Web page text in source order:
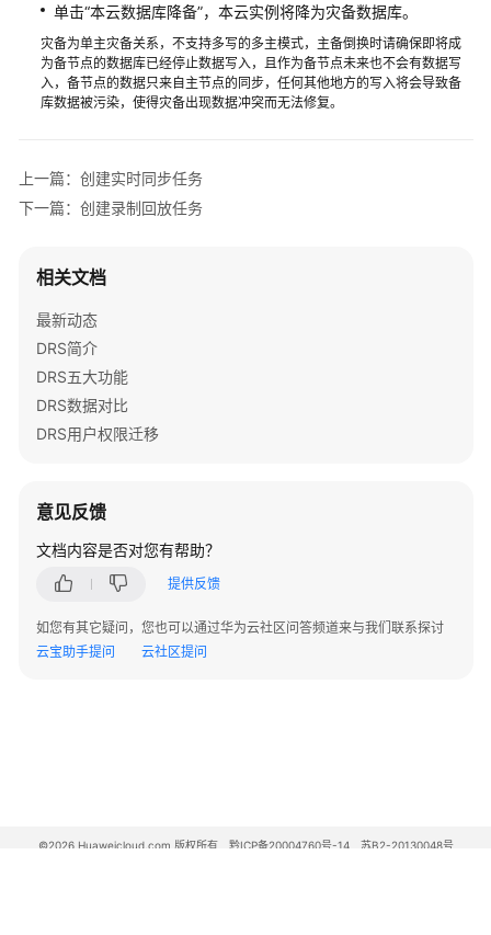
单击“本云数据库降备”，本云实例将降为灾备数据库。
灾备为单主灾备关系，不支持多写的多主模式，主备倒换时请确保即将成
为备节点的数据库已经停止数据写入，且作为备节点未来也不会有数据写
入，备节点的数据只来自主节点的同步，任何其他地方的写入将会导致备
库数据被污染，使得灾备出现数据冲突而无法修复。
上一篇：创建实时同步任务
下一篇：创建录制回放任务
相关文档
最新动态
DRS简介
DRS五大功能
DRS数据对比
DRS用户权限迁移
意见反馈
文档内容是否对您有帮助？
提供反馈
如您有其它疑问，您也可以通过华为云社区问答频道来与我们联系探讨
云宝助手提问
云社区提问
©2026 Huaweicloud.com 版权所有 黔ICP备20004760号-14
苏B2-20130048号